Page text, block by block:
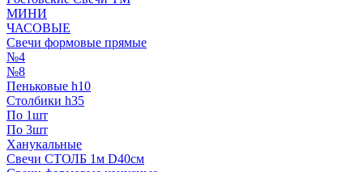
МИНИ
ЧАСОВЫЕ
Свечи формовые прямые
№4
№8
Пеньковые h10
Столбики h35
По 1шт
По 3шт
Ханукальные
Свечи СТОЛБ 1м D40см